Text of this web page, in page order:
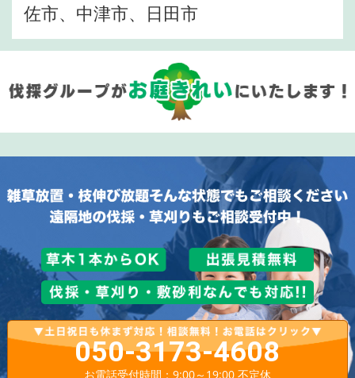
佐市、中津市、日田市
050-3173-4608
お電話受付時間：9:00～19:00 不定休